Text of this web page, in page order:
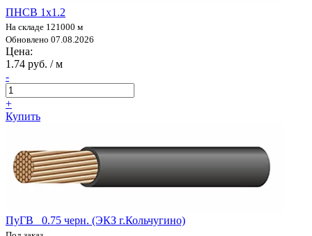
ПНСВ 1х1.2
На складе 121000 м
Обновлено 07.08.2026
Цена:
1.74 руб. / м
-
+
Купить
ПуГВ 0.75 черн. (ЭКЗ г.Кольчугино)